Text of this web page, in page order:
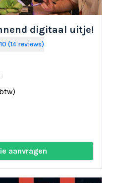
digitaal uitje!
9.1/10 (14 reviews)
aanvragen